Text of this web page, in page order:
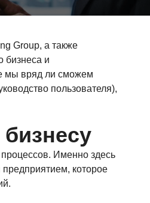
Group, а также
бизнеса и
мы вряд ли сможем
пользователя),
Именно здесь
которое